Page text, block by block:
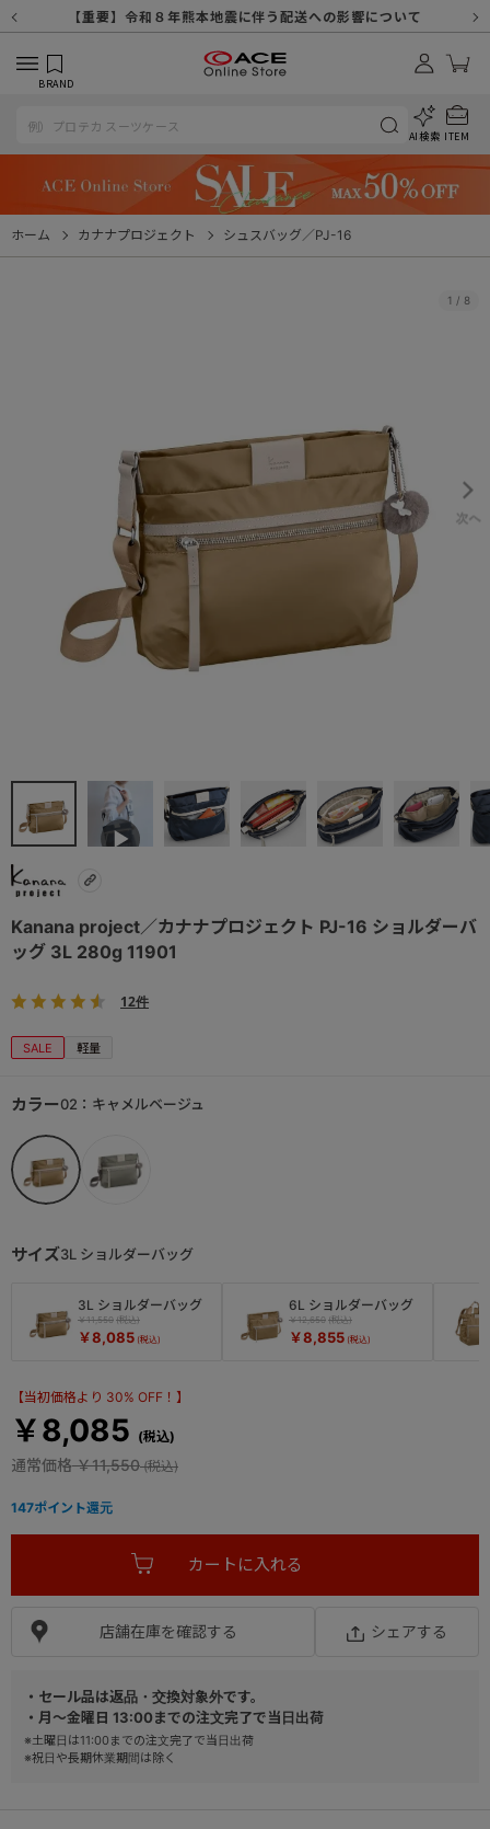
【重要】8/11（火・祝）休業及び配送スケジュールについて
【重要】令和８年熊本地震に伴う配送への影響について
【重要】納品書・領収書ペーパーレス化（電子化）のお知らせ
【重要】天候不良や交通状況・物量増等に伴う配送への影響について
【重要】悪質な詐欺サイトにご注意ください
【重要】各種メールが届かない場合に関しまして
【重要】お問い合わせのご対応に関しまして
【重要】SNSのなりすまし詐欺にご注意ください
BRAND
AI検索 ITEM
ホーム カナナプロジェクト シュスバッグ／PJ-16
1 / 8
Kanana project／カナナプロジェクト PJ-16 ショルダーバ
ッグ 3L 280g 11901
12件
SALE 軽量
・セール品は返品・交換対象外です。
・月～金曜日 13:00までの注文完了で当日出荷
※土曜日は11:00までの注文完了で当日出荷
※祝日や長期休業期間は除く
【当初価格より 30% OFF！】
￥8,085
通常価格￥11,550
サイズ3L ショルダーバッグ
3L ショルダーバッグ
￥11,550
￥8,085
6L ショルダーバッグ
￥12,650
￥8,855
カラー02：キャメルベージュ
店舗在庫を確認する シェアする
147ポイント還元